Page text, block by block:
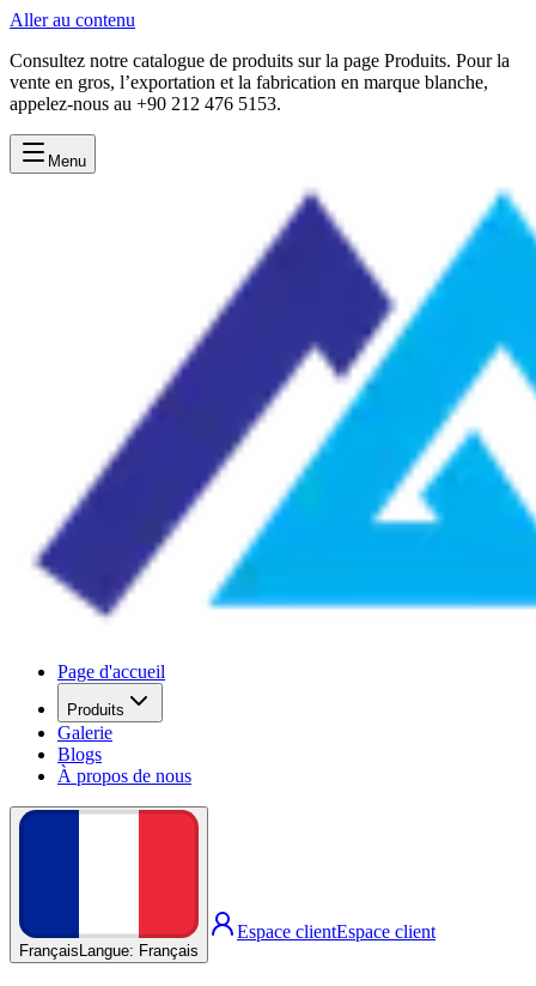
Aller au contenu
Consultez notre catalogue de produits sur la page Produits. Pour la
vente en gros, l’exportation et la fabrication en marque blanche,
appelez-nous au +90 212 476 5153.
Menu
Page d'accueil
Produits
Galerie
Blogs
À propos de nous
Français Langue: Français
Espace clientEspace client